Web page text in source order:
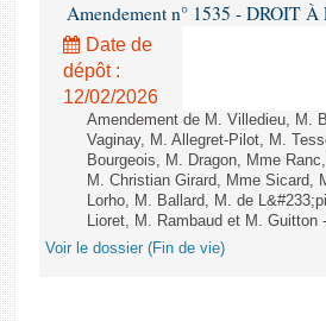
Amendement n° 1535 - DROIT
Date de
dépôt :
12/02/2026
Amendement de M. Villedieu, M.
Vaginay, M. Allegret-Pilot, M.
Bourgeois, M. Dragon, Mme
M. Christian Girard, Mme Sicard,
Lorho, M. Ballard, M. de
Lioret, M. Rambaud et M. Guitton
Voir le dossier (Fin de vie)